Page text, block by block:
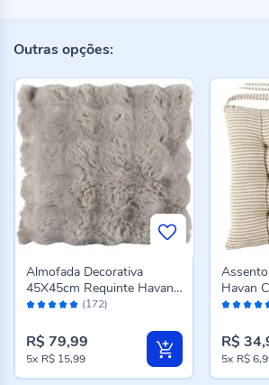
Outras opções:
Avaliação: (172)
Almofada Decorativa
45X45cm Requinte Havan
Casa - Cinza
R$ 79,99
5x R$ 15,99
Havan
R$
5x R$